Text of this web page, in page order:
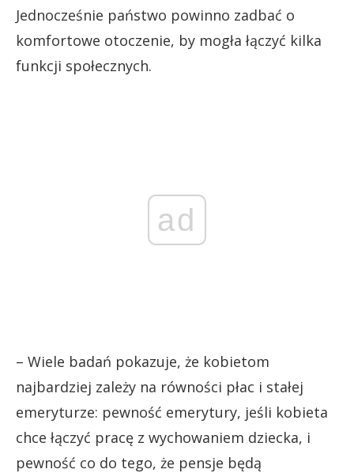
Jednocześnie państwo powinno zadbać o
komfortowe otoczenie, by mogła łączyć kilka
funkcji społecznych.
ad
– Wiele badań pokazuje, że kobietom
najbardziej zależy na równości płac i stałej
emeryturze: pewność emerytury, jeśli kobieta
chce łączyć pracę z wychowaniem dziecka, i
pewność co do tego, że pensje będą